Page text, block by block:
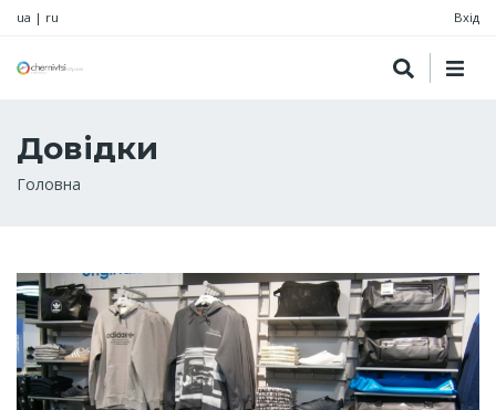
ua | ru Вхід
Довідки
Рядок
Головна